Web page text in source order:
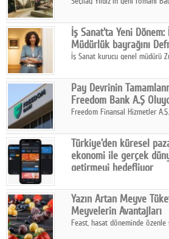
katmanlı bir aile hikâyesi
İş Sanat'ta Yeni
Müdürlük bayrağını
İş Sanat kurucu genel müdürü
Pay Devrinin
Freedom Bank A.Ş
Freedom Finansal Hizmetler
Turkish Bank'ın ticaret
karar verildi.
Türkiye'den küresel
ekonomi ile gerçek
getirmeyi hedefliyor
ekonomi ile gerçek dünya
kurmayı hedefleyen vizyonuyla
Yazın Artan Meyve
Meyvelerin Avantajları
Feast, hasat döneminde